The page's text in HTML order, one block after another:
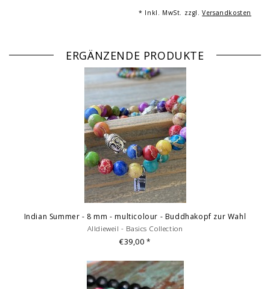
Einzelelmente des Armbandes. Mehrfachabbildungen dienen der
* Inkl. MwSt. zzgl.Versandkosten
ERGÄNZENDE PRODUKTE
Indian Summer - 8 mm - multicolour - Buddhakopf zur Wahl
Alldieweil - Basics Collection
€39,00*